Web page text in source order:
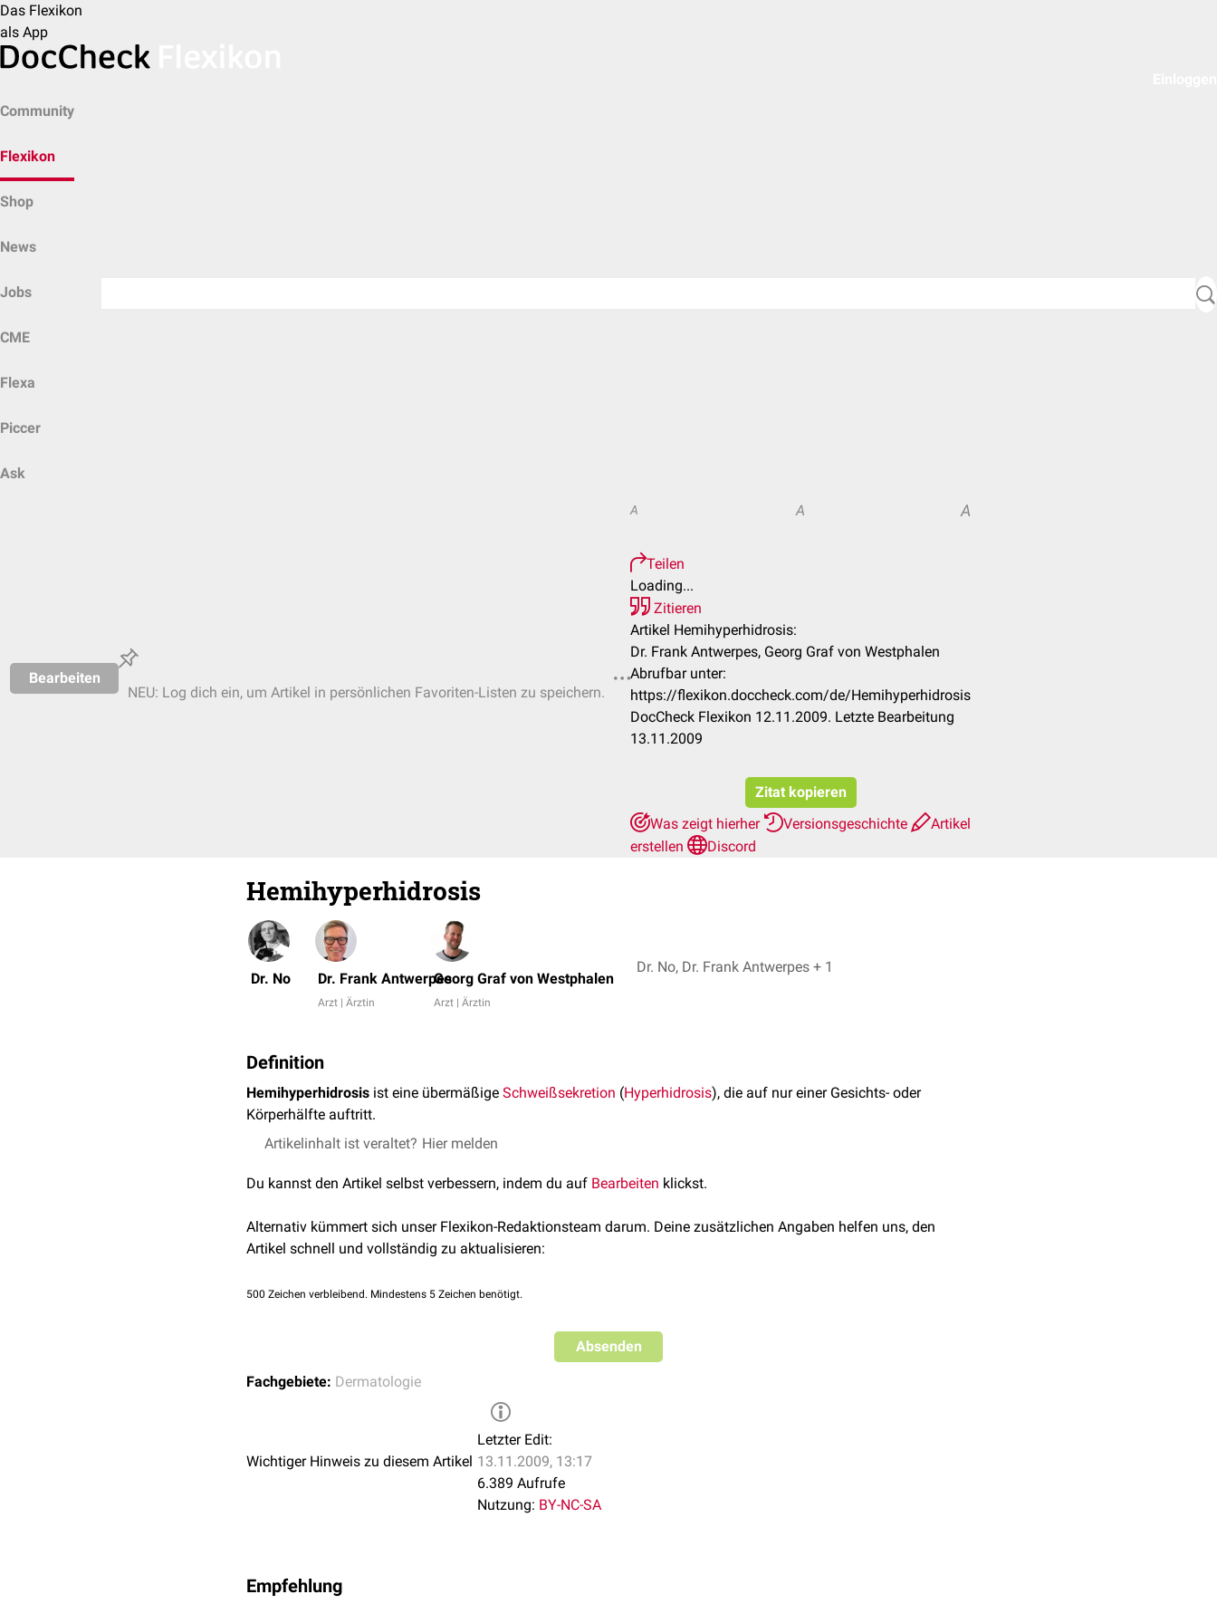
Das Flexikon
als App
Community
Flexikon
Shop
News
Jobs
CME
Flexa
Piccer
Ask
Bearbeiten
NEU: Log dich ein, um Artikel in persönlichen Favoriten-Listen zu speichern.
A A A
Teilen
Loading...
Zitieren
Artikel Hemihyperhidrosis:
Dr. Frank Antwerpes, Georg Graf von Westphalen
Abrufbar unter:
https://flexikon.doccheck.com/de/Hemihyperhidrosis
DocCheck Flexikon 12.11.2009. Letzte Bearbeitung
13.11.2009
Zitat kopieren
Was zeigt hierher
Versionsgeschichte
Artikel
erstellen
Discord
Hemihyperhidrosis
Dr. No Dr. Frank Antwerpes
Arzt | Ärztin
Georg Graf von Westphalen
Arzt | Ärztin
Dr. No, Dr. Frank Antwerpes + 1
Definition
Hemihyperhidrosis ist eine übermäßige Schweißsekretion (Hyperhidrosis), die auf nur einer Gesichts- oder
Körperhälfte auftritt.
Artikelinhalt ist veraltet? Hier melden
Du kannst den Artikel selbst verbessern, indem du auf Bearbeiten klickst.
Alternativ kümmert sich unser Flexikon-Redaktionsteam darum. Deine zusätzlichen Angaben helfen uns, den
Artikel schnell und vollständig zu aktualisieren:
500 Zeichen verbleibend. Mindestens 5 Zeichen benötigt.
Absenden
Fachgebiete: Dermatologie
Wichtiger Hinweis zu diesem Artikel
Letzter Edit:
13.11.2009, 13:17
6.389 Aufrufe
Nutzung: BY-NC-SA
Empfehlung